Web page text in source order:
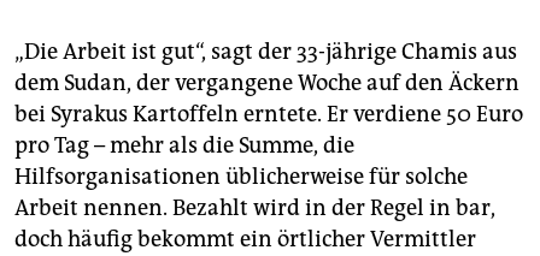
„Die Arbeit ist gut“, sagt der 33-jährige Chamis aus
dem Sudan, der vergangene Woche auf den Äckern
bei Syrakus Kartoffeln erntete. Er verdiene 50 Euro
pro Tag – mehr als die Summe, die
Hilfsorganisationen üblicherweise für solche
Arbeit nennen. Bezahlt wird in der Regel in bar,
doch häufig bekommt ein örtlicher Vermittler